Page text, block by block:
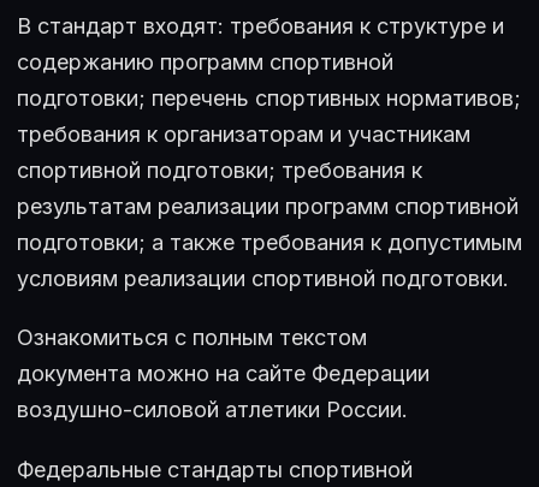
В стандарт входят: требования к структуре и
содержанию программ спортивной
подготовки; перечень спортивных нормативов;
требования к организаторам и участникам
спортивной подготовки; требования к
результатам реализации программ спортивной
подготовки; а также требования к допустимым
условиям реализации спортивной подготовки.
Ознакомиться с полным текстом
документа можно на сайте Федерации
воздушно-силовой атлетики России.
Федеральные стандарты спортивной